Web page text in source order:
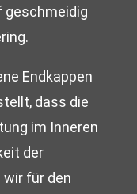
geschmeidig
Endkappen
dass die
im Inneren
der
für den